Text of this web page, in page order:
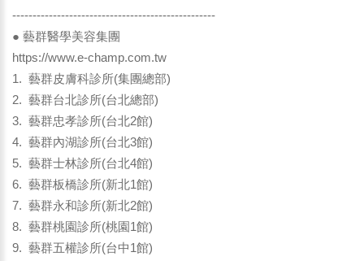
--------------------------------------------------
● 藝群醫學美容集團
https://www.e-champ.com.tw
1. 藝群皮膚科診所(集團總部)
2. 藝群台北診所(台北總部)
3. 藝群忠孝診所(台北2館)
4. 藝群內湖診所(台北3館)
5. 藝群士林診所(台北4館)
6. 藝群板橋診所(新北1館)
7. 藝群永和診所(新北2館)
8. 藝群桃園診所(桃園1館)
9. 藝群五權診所(台中1館)